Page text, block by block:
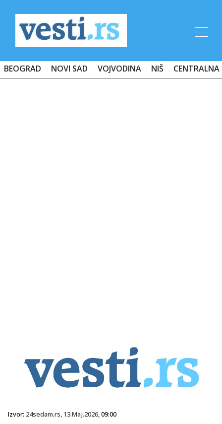
BEOGRAD NOVI SAD VOJVODINA NIŠ CENTRALNA
Izvor: 24sedam.rs, 13.Maj.2026, 09:00